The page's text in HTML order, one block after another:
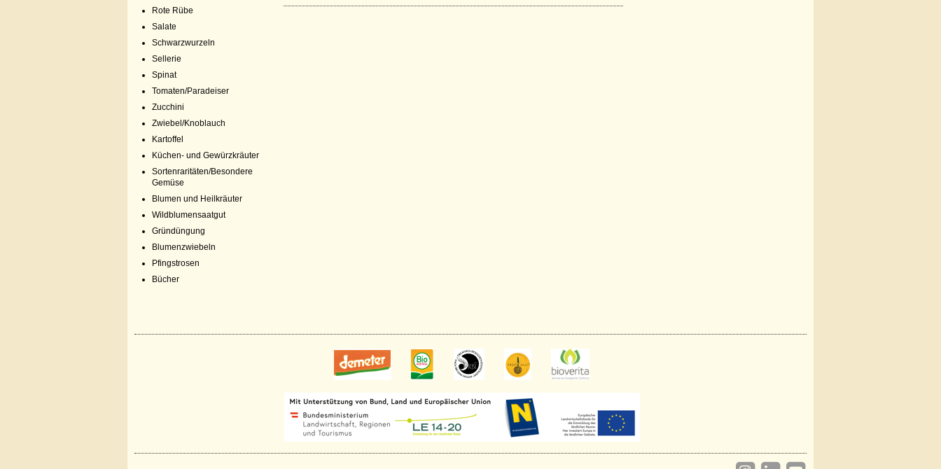
Rote Rübe
Salate
Schwarzwurzeln
Sellerie
Spinat
Tomaten/Paradeiser
Zucchini
Zwiebel/Knoblauch
Kartoffel
Küchen- und Gewürzkräuter
Sortenraritäten/Besondere
Gemüse
Blumen und Heilkräuter
Wildblumensaatgut
Gründüngung
Blumenzwiebeln
Pfingstrosen
Bücher